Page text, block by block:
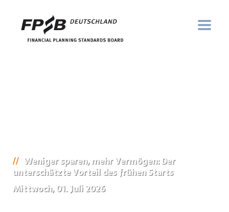
Weniger sparen, mehr Vermögen: Der
unterschätzte Vorteil des frühen Starts
Mittwoch, 01. Juli 2026